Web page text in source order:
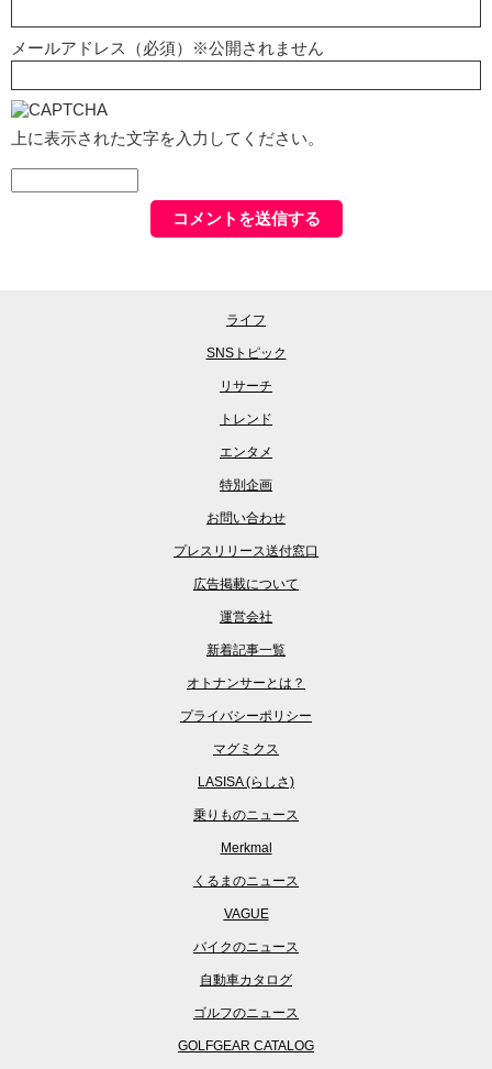
メールアドレス（必須）※公開されません
上に表示された文字を入力してください。
ライフ
SNSトピック
リサーチ
トレンド
エンタメ
特別企画
お問い合わせ
プレスリリース送付窓口
広告掲載について
運営会社
新着記事一覧
オトナンサーとは？
プライバシーポリシー
マグミクス
LASISA (らしさ)
乗りものニュース
Merkmal
くるまのニュース
VAGUE
バイクのニュース
自動車カタログ
ゴルフのニュース
GOLFGEAR CATALOG